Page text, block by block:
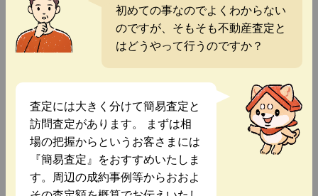
初めての事なのでよくわからない
のですが、そもそも不動産査定と
はどうやって行うのですか？
査定には大きく分けて簡易査定と
訪問査定があります。 まずは相
場の把握からというお客さまには
『簡易査定』をおすすめいたしま
す。周辺の成約事例等からおおよ